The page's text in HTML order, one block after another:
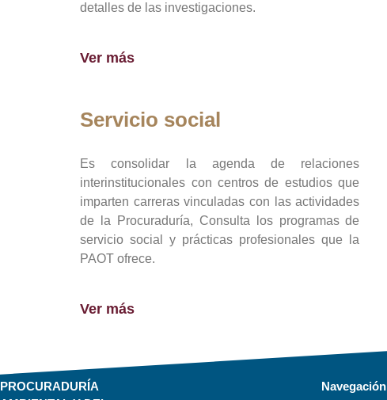
detalles de las investigaciones.
Ver más
Servicio social
Es consolidar la agenda de relaciones
interinstitucionales con centros de estudios que
imparten carreras vinculadas con las actividades
de la Procuraduría, Consulta los programas de
servicio social y prácticas profesionales que la
PAOT ofrece.
Ver más
PROCURADURÍA
Navegación